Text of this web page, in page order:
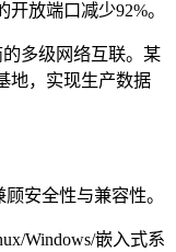
放端口减少92%。
多级网络互联。某
地，实现生产数据
安全性与兼容性。
Windows/嵌入式系